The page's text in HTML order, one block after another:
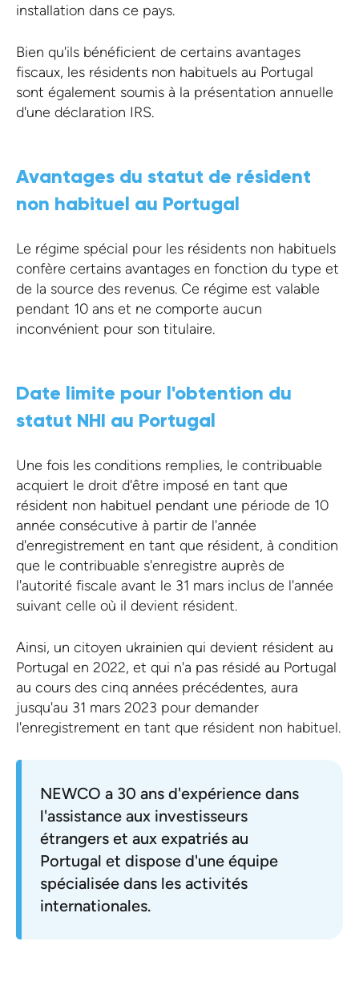
installation dans ce pays.
Bien qu'ils bénéficient de certains avantages
fiscaux, les résidents non habituels au Portugal
sont également soumis à la présentation annuelle
d'une déclaration IRS.
Avantages du statut de résident
non habituel au Portugal
Le régime spécial pour les résidents non habituels
confère certains avantages en fonction du type et
de la source des revenus. Ce régime est valable
pendant 10 ans et ne comporte aucun
inconvénient pour son titulaire.
Date limite pour l'obtention du
statut NHI au Portugal
Une fois les conditions remplies, le contribuable
acquiert le droit d'être imposé en tant que
résident non habituel pendant une période de 10
année consécutive à partir de l'année
d'enregistrement en tant que résident, à condition
que le contribuable s'enregistre auprès de
l'autorité fiscale avant le 31 mars inclus de l'année
suivant celle où il devient résident.
Ainsi, un citoyen ukrainien qui devient résident au
Portugal en 2022, et qui n'a pas résidé au Portugal
au cours des cinq années précédentes, aura
jusqu'au 31 mars 2023 pour demander
l'enregistrement en tant que résident non habituel.
NEWCO a 30 ans d'expérience dans
l'assistance aux investisseurs
étrangers et aux expatriés au
Portugal et dispose d'une équipe
spécialisée dans les activités
internationales.